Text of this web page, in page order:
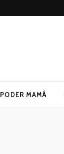
PODER MAMÁ